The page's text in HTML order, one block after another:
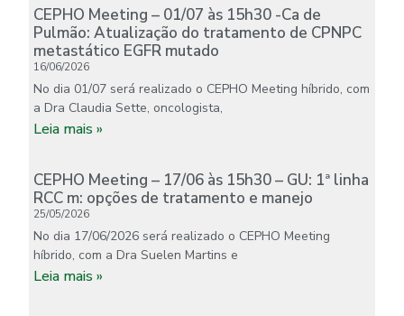
CEPHO Meeting – 01/07 às 15h30 -Ca de
Pulmão: Atualização do tratamento de CPNPC
metastático EGFR mutado
16/06/2026
No dia 01/07 será realizado o CEPHO Meeting híbrido, com
a Dra Claudia Sette, oncologista,
Leia mais »
CEPHO Meeting – 17/06 às 15h30 – GU: 1ª linha
RCC m: opções de tratamento e manejo
25/05/2026
No dia 17/06/2026 será realizado o CEPHO Meeting
híbrido, com a Dra Suelen Martins e
Leia mais »